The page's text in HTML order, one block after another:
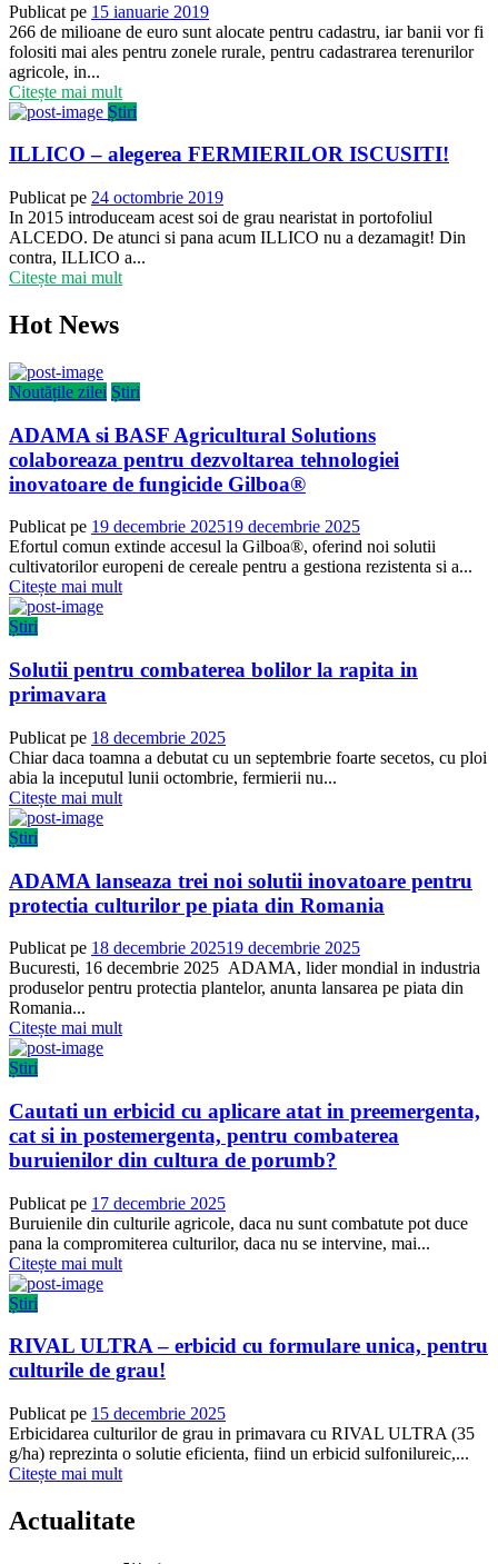
Publicat pe 15 ianuarie 2019
266 de milioane de euro sunt alocate pentru cadastru, iar banii vor fi
folositi mai ales pentru zonele rurale, pentru cadastrarea terenurilor
agricole, in...
Citește mai mult
Știri
ILLICO – alegerea FERMIERILOR ISCUSITI!
Publicat pe 24 octombrie 2019
In 2015 introduceam acest soi de grau nearistat in portofoliul
ALCEDO. De atunci si pana acum ILLICO nu a dezamagit! Din
contra, ILLICO a...
Citește mai mult
Hot News
Noutățile zilei Știri
ADAMA si BASF Agricultural Solutions
colaboreaza pentru dezvoltarea tehnologiei
inovatoare de fungicide Gilboa®
Publicat pe 19 decembrie 202519 decembrie 2025
Efortul comun extinde accesul la Gilboa®, oferind noi solutii
cultivatorilor europeni de cereale pentru a gestiona rezistenta si a...
Citește mai mult
Știri
Solutii pentru combaterea bolilor la rapita in
primavara
Publicat pe 18 decembrie 2025
Chiar daca toamna a debutat cu un septembrie foarte secetos, cu ploi
abia la inceputul lunii octombrie, fermierii nu...
Citește mai mult
Știri
ADAMA lanseaza trei noi solutii inovatoare pentru
protectia culturilor pe piata din Romania
Publicat pe 18 decembrie 202519 decembrie 2025
Bucuresti, 16 decembrie 2025 ADAMA, lider mondial in industria
produselor pentru protectia plantelor, anunta lansarea pe piata din
Romania...
Citește mai mult
Știri
Cautati un erbicid cu aplicare atat in preemergenta,
cat si in postemergenta, pentru combaterea
buruienilor din cultura de porumb?
Publicat pe 17 decembrie 2025
Buruienile din culturile agricole, daca nu sunt combatute pot duce
pana la compromiterea culturilor, daca nu se intervine, mai...
Citește mai mult
Știri
RIVAL ULTRA – erbicid cu formulare unica, pentru
culturile de grau!
Publicat pe 15 decembrie 2025
Erbicidarea culturilor de grau in primavara cu RIVAL ULTRA (35
g/ha) reprezinta o solutie eficienta, fiind un erbicid sulfonilureic,...
Citește mai mult
Actualitate